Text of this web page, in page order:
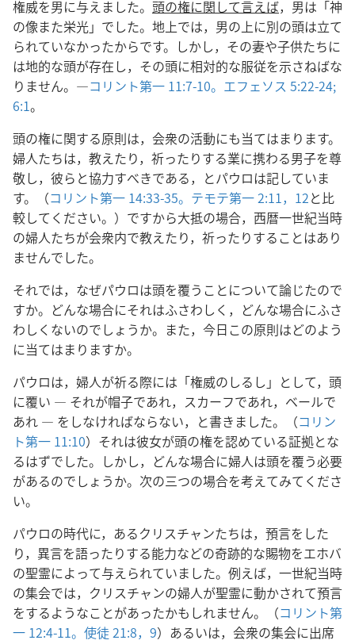
権威を男に与えました。 頭の権に関して言えば，男は「神
の像また栄光」でした。地上では，男の上に別の頭は立て
られていなかったからです。しかし，その妻や子供たちに
は地的な頭が存在し，その頭に相対的な服従を示さねばな
りません。―コリント第一 11:7-10。 エフェソス 5:22-24;
6:1。
頭の権に関する原則は，会衆の活動にも当てはまります。
婦人たちは，教えたり，祈ったりする業に携わる男子を尊
敬し，彼らと協力すべきである，とパウロは記していま
す。（コリント第一 14:33-35。 テモテ第一 2:11，12と比
較してください。）ですから大抵の場合，西暦一世紀当時
の婦人たちが会衆内で教えたり，祈ったりすることはあり
ませんでした。
それでは，なぜパウロは頭を覆うことについて論じたので
すか。どんな場合にそれはふさわしく，どんな場合にふさ
わしくないのでしょうか。また，今日この原則はどのよう
に当てはまりますか。
パウロは，婦人が祈る際には「権威のしるし」として，頭
に覆い ― それが帽子であれ，スカーフであれ，ベールで
あれ ― をしなければならない，と書きました。（コリン
ト第一 11:10）それは彼女が頭の権を認めている証拠とな
るはずでした。しかし，どんな場合に婦人は頭を覆う必要
があるのでしょうか。次の三つの場合を考えてみてくださ
い。
パウロの時代に，あるクリスチャンたちは，預言をした
り，異言を語ったりする能力などの奇跡的な賜物をエホバ
の聖霊によって与えられていました。例えば，一世紀当時
の集会では，クリスチャンの婦人が聖霊に動かされて預言
をするようなことがあったかもしれません。（コリント第
一 12:4-11。 使徒 21:8，9）あるいは，会衆の集会に出席